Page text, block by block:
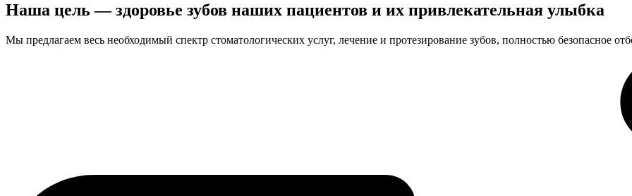
Наша цель — здоровье зубов наших пациентов и их привлекательная улыбка
Мы предлагаем весь необходимый спектр стоматологических услуг, лечение и протезирование зубов, полностью безопасное